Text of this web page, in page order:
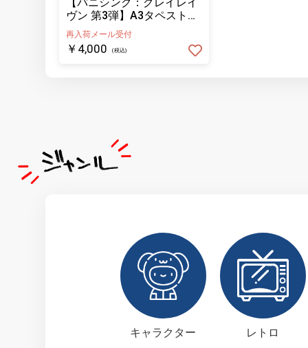
ヴン 第3弾】A3タペストリ
ー 含英
再入荷メール受付
￥4,000 (税込)
キャラクター レトロ